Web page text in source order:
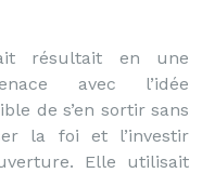
résultait en une
avec l’idée
de s’en sortir sans
la foi et l’investir
Elle utilisait